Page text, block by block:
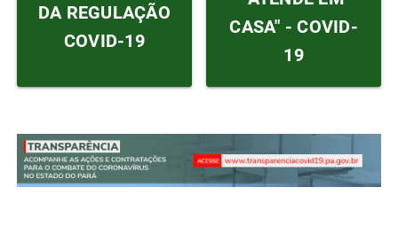
DA REGULAÇÃO
COVID-19
CASA" - COVID-
19